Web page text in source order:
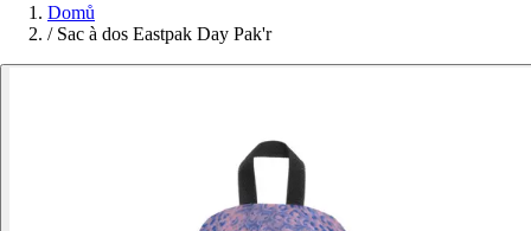
Domů
/ Sac à dos Eastpak Day Pak'r